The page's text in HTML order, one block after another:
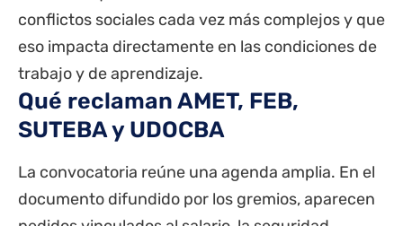
conflictos sociales cada vez más complejos y que
eso impacta directamente en las condiciones de
trabajo y de aprendizaje.
Qué reclaman AMET, FEB,
SUTEBA y UDOCBA
La convocatoria reúne una agenda amplia. En el
documento difundido por los gremios, aparecen